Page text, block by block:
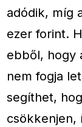
adódik, míg
ezer forint.
ebből, hogy
nem fogja
segíthet,
csökkenjen,